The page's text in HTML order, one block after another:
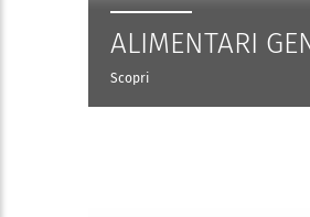
ALIMENTARI
Scopri